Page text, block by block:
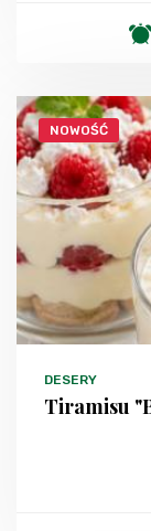
NOWOŚĆ
DESERY
Tiramisu